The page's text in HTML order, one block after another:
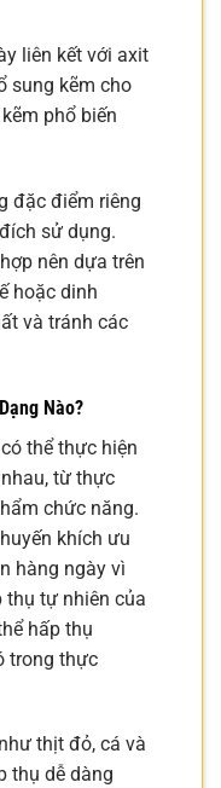
liên kết với axit
sung kẽm cho
phổ biến
đặc điểm riêng
sử dụng.
nên dựa trên
hoặc dinh
và tránh các
Nào?
thể thực hiện
từ thực
chức năng.
khích ưu
hàng ngày vì
thụ tự nhiên của
hấp thụ
trong thực
thịt đỏ, cá và
thụ dễ dàng